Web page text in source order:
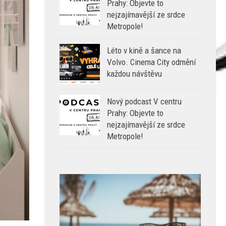
Prahy: Objevte to
nejzajímavější ze srdce
Metropole!
Léto v kině a šance na
Volvo. Cinema City odmění
každou návštěvu
Nový podcast V centru
Prahy: Objevte to
nejzajímavější ze srdce
Metropole!